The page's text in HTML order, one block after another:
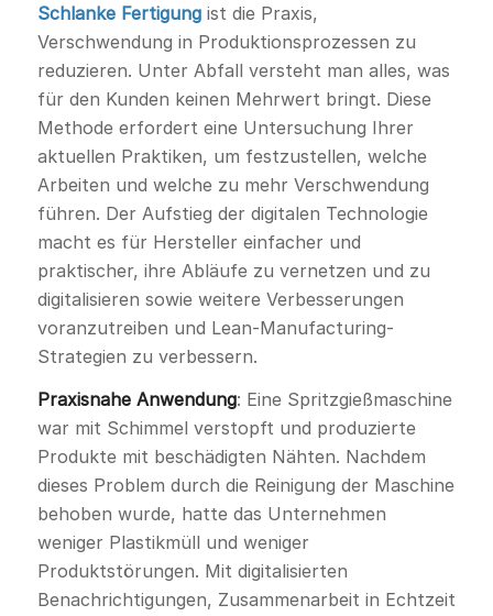
Schlanke Fertigungist die Praxis,
Verschwendung in Produktionsprozessen zu
reduzieren. Unter Abfall versteht man alles, was
für den Kunden keinen Mehrwert bringt. Diese
Methode erfordert eine Untersuchung Ihrer
aktuellen Praktiken, um festzustellen, welche
Arbeiten und welche zu mehr Verschwendung
führen. Der Aufstieg der digitalen Technologie
macht es für Hersteller einfacher und
praktischer, ihre Abläufe zu vernetzen und zu
digitalisieren sowie weitere Verbesserungen
voranzutreiben und Lean-Manufacturing-
Strategien zu verbessern.
Praxisnahe Anwendung: Eine Spritzgießmaschine
war mit Schimmel verstopft und produzierte
Produkte mit beschädigten Nähten. Nachdem
dieses Problem durch die Reinigung der Maschine
behoben wurde, hatte das Unternehmen
weniger Plastikmüll und weniger
Produktstörungen. Mit digitalisierten
Benachrichtigungen, Zusammenarbeit in Echtzeit